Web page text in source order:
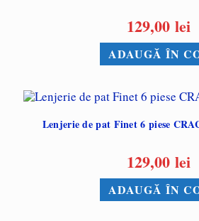
129,00 lei
ADAUGĂ ÎN
Lenjerie de pat Finet 6 piese
129,00 lei
ADAUGĂ ÎN